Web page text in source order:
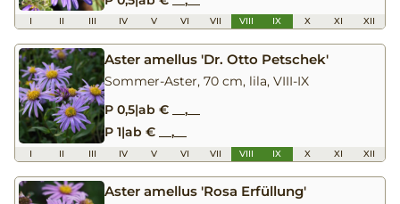
I II III IV V VI VII VIII IX X XI XII
Aster amellus 'Dr. Otto Petschek'
Sommer-Aster, 70 cm, lila, VIII-IX
P 0,5|ab € __,__
P 1|ab € __,__
I II III IV V VI VII VIII IX X XI XII
Aster amellus 'Rosa Erfüllung'